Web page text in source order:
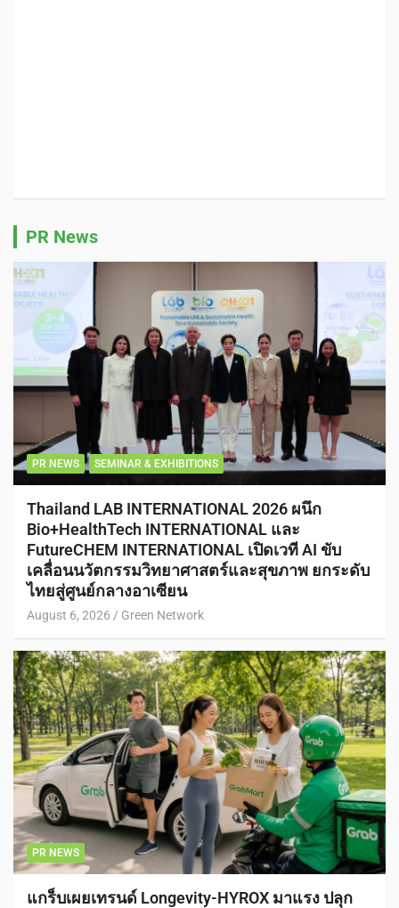
PR News
PR NEWS SEMINAR & EXHIBITIONS
Thailand LAB INTERNATIONAL 2026 ผนึก
Bio+HealthTech INTERNATIONAL และ
FutureCHEM INTERNATIONAL เปิดเวที AI ขับ
เคลื่อนนวัตกรรมวิทยาศาสตร์และสุขภาพ ยกระดับ
ไทยสู่ศูนย์กลางอาเซียน
August 6, 2026 Green Network
PR NEWS
แกร็บเผยเทรนด์ Longevity-HYROX มาแรง ปลุก